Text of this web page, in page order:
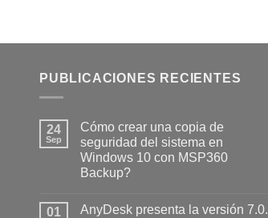
PUBLICACIONES RECIENTES
24
Sep
Cómo crear una copia de
seguridad del sistema en
Windows 10 con MSP360
Backup?
01
AnyDesk presenta la versión 7.0.